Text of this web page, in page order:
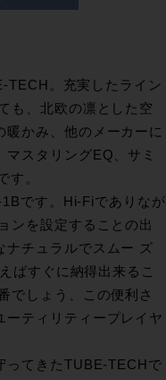
TECH。充実したライン
も、北欧の凛とした空
かみ、他のメーカーに
スタリングEQ、サミ
す。
です。Hi-Fiでありなが
ンを設定することの出
ナチュラルでスムー ズ
ばすぐに納得出来るこ
でしょう、この便利さ
ーティリティープレイヤ
ってきたTUBE-TECHで